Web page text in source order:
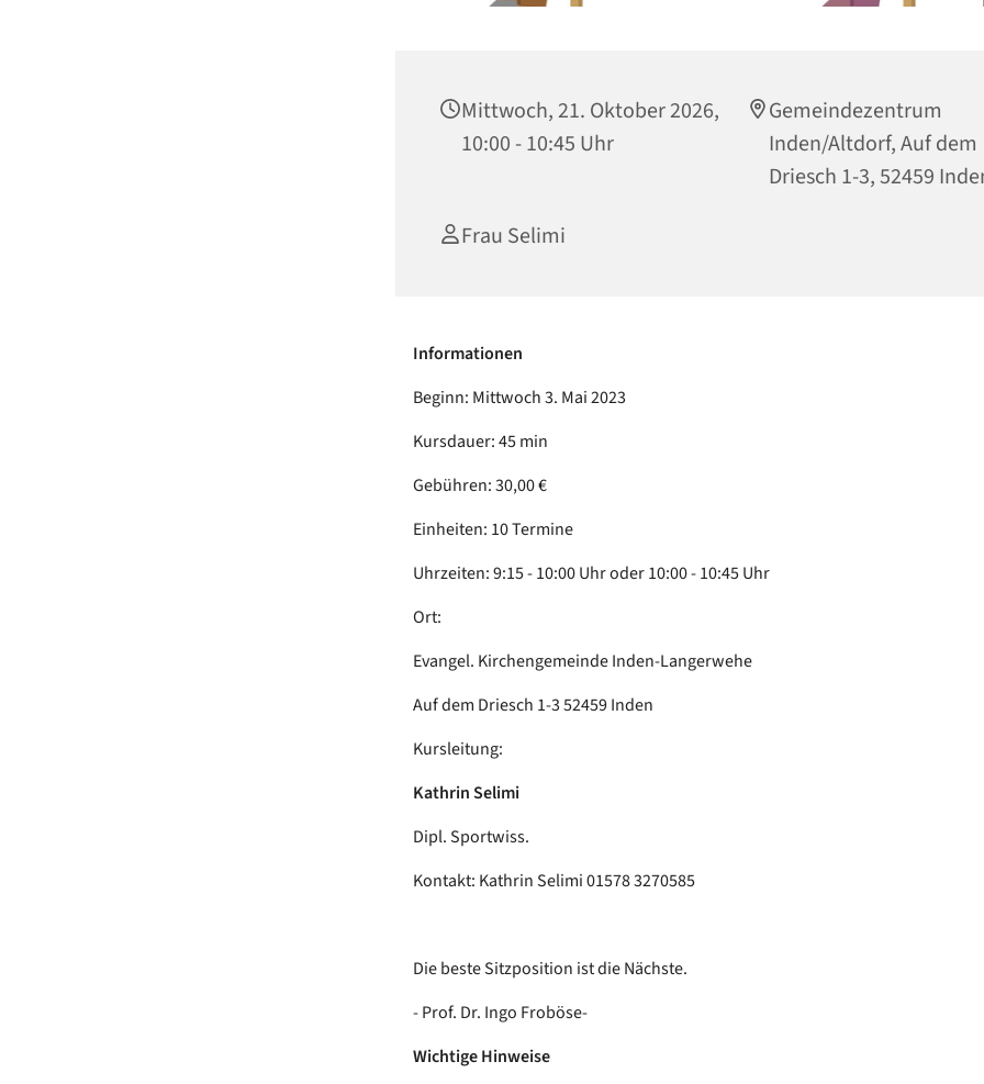
Mittwoch, 21. Oktober 2026,
10:00 - 10:45 Uhr
Gemeindezentrum
Inden/Altdorf, Auf dem
Driesch 1-3, 52459
Frau Selimi
Informationen
Beginn: Mittwoch 3. Mai 2023
Kursdauer: 45 min
Gebühren: 30,00 €
Einheiten: 10 Termine
Uhrzeiten: 9:15 - 10:00 Uhr oder 10:00 - 10:45 Uhr
Ort:
Evangel. Kirchengemeinde Inden-Langerwehe
Auf dem Driesch 1-3 52459 Inden
Kursleitung:
Kathrin Selimi
Dipl. Sportwiss.
Kontakt: Kathrin Selimi 01578 3270585
Die beste Sitzposition ist die Nächste.
- Prof. Dr. Ingo Froböse-
Wichtige Hinweise